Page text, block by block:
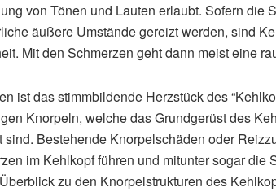
von Tönen und Lauten erlaubt. Sofern
äußere Umstände gereizt werden, sind
Mit den Schmerzen geht dann meist eine
ist das stimmbildende Herzstück des
Knorpeln, welche das Grundgerüst des
sind. Bestehende Knorpelschäden oder
im Kehlkopf führen und mitunter sogar
zu den Knorpelstrukturen des